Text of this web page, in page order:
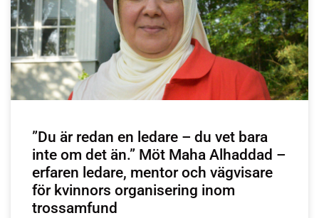
”Du är redan en ledare – du vet bara
inte om det än.” Möt Maha Alhaddad –
erfaren ledare, mentor och vägvisare
för kvinnors organisering inom
trossamfund